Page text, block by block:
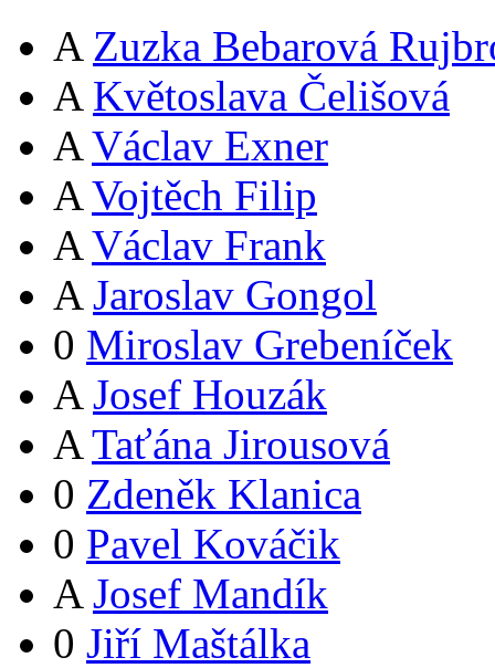
A Zuzka Bebarová
A Květoslava Čelišová
A Václav Exner
A Vojtěch Filip
A Václav Frank
A Jaroslav Gongol
0 Miroslav Grebeníček
A Josef Houzák
A Taťána Jirousová
0 Zdeněk Klanica
0 Pavel Kováčik
A Josef Mandík
0 Jiří Maštálka